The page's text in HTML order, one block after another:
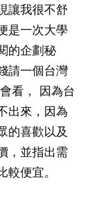
讓我很不舒
是一次大學
的企劃秘
請一個台灣
看， 因為台
出來，因為
的喜歡以及
，並指出需
便宜。